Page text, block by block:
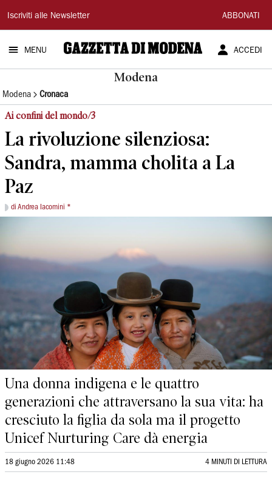
Gazzetta
di
Modena
Iscriviti alle Newsletter ABBONATI
MENU ACCEDI
Modena
Modena Cronaca
Ai confini del mondo/3
La rivoluzione silenziosa:
Sandra, mamma cholita a La
Paz
di Andrea Iacomini *
Una donna indigena e le quattro
generazioni che attraversano la sua vita: ha
cresciuto la figlia da sola ma il progetto
Unicef Nurturing Care dà energia
18 giugno 2026 11:48 4 MINUTI DI LETTURA